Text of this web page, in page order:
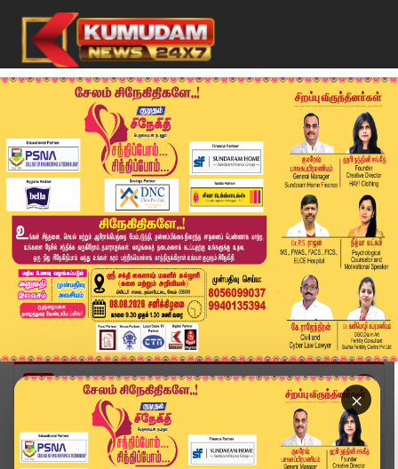
×
Home
வீடியோ ஸ்டோரி